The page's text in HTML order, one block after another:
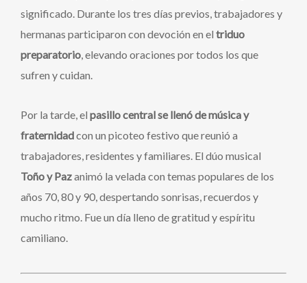
significado. Durante los tres días previos, trabajadores y
hermanas participaron con devoción en eltriduo
preparatorio, elevando oraciones por todos los que
sufren y cuidan.
Por la tarde, elpasillo central se llenó de música y
fraternidadcon un picoteo festivo que reunió a
trabajadores, residentes y familiares. El dúo musical
Toño y Pazanimó la velada con temas populares de los
años 70, 80 y 90, despertando sonrisas, recuerdos y
mucho ritmo. Fue un día lleno de gratitud y espíritu
camiliano.